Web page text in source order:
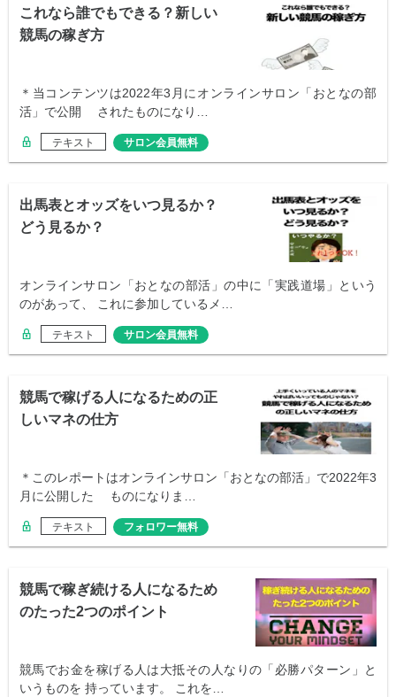
これなら誰でもできる？新しい
競馬の稼ぎ方
＊当コンテンツは2022年3月にオンラインサロン「おとなの部
活」で公開 されたものになり…
テキスト サロン会員無料
出馬表とオッズをいつ見るか？
どう見るか？
オンラインサロン「おとなの部活」の中に「実践道場」という
のがあって、 これに参加しているメ…
テキスト サロン会員無料
競馬で稼げる人になるための正
しいマネの仕方
＊このレポートはオンラインサロン「おとなの部活」で2022年3
月に公開した ものになりま…
テキスト フォロワー無料
競馬で稼ぎ続ける人になるため
のたった2つのポイント
競馬でお金を稼げる人は大抵その人なりの「必勝パターン」と
いうものを 持っています。 これを…